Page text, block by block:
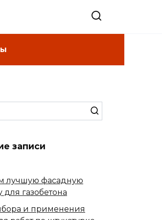
записи
лучшую фасадную
для газобетона
и применения